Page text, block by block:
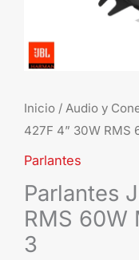
Inicio / Audio y
427F 4” 30W RMS
Parlantes
Parlantes
RMS 60W
3
Stage
3